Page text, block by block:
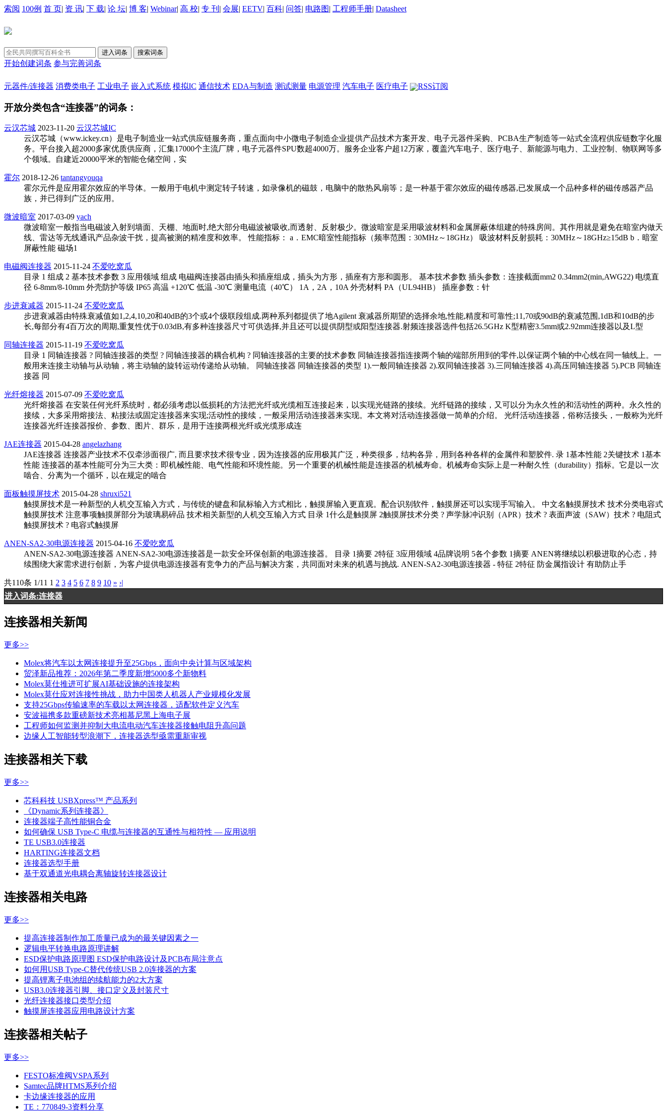
索阅 100例 首 页| 资 讯| 下 载| 论 坛| 博 客| Webinar| 高 校| 专 刊 | 会展| EETV| 百科| 问答| 电路图| 工程师手册| Datasheet
开始创建词条 参与完善词条
元器件/连接器 消费类电子 工业电子 嵌入式系统 模拟IC 通信技术 EDA与制造 测试测量 电源管理 汽车电子 医疗电子 RSS订阅
开放分类包含“连接器”的词条：
云汉芯城 2023-11-20 云汉芯城IC
云汉芯城（www.ickey.cn）是电子制造业一站式供应链服务商，重点面向中小微电子制造企业提供产品技术方案开发、电子元器件采购、PCBA生产制造等一站式全流程供应链数字化服
务。平台接入超2000多家优质供应商，汇集17000个主流厂牌，电子元器件SPU数超4000万。服务企业客户超12万家，覆盖汽车电子、医疗电子、新能源与电力、工业控制、物联网等多
个领域。自建近20000平米的智能仓储空间，实
霍尔 2018-12-26 tantangyouqa
霍尔元件是应用霍尔效应的半导体。一般用于电机中测定转子转速，如录像机的磁鼓，电脑中的散热风扇等；是一种基于霍尔效应的磁传感器,已发展成一个品种多样的磁传感器产品
族，并已得到广泛的应用。
微波暗室 2017-03-09 yach
微波暗室一般指当电磁波入射到墙面、天棚、地面时,绝大部分电磁波被吸收,而透射、反射极少。微波暗室是采用吸波材料和金属屏蔽体组建的特殊房间。其作用就是避免在暗室内做天
线、雷达等无线通讯产品杂波干扰，提高被测的精准度和效率。 性能指标： a．EMC暗室性能指标（频率范围：30MHz～18GHz） 吸波材料反射损耗：30MHz～18GHz≥15dB b．暗室
屏蔽性能 磁场1
电磁阀连接器 2015-11-24 不爱吃窝瓜
目录 1 组成 2 基本技术参数 3 应用领域 组成 电磁阀连接器由插头和插座组成，插头为方形，插座有方形和圆形。 基本技术参数 插头参数：连接截面mm2 0.34mm2(min,AWG22) 电缆直
径 6-8mm/8-10mm 外壳防护等级 IP65 高温 +120℃ 低温 -30℃ 测量电流（40℃） 1A，2A，10A 外壳材料 PA（UL94HB） 插座参数：针
步进衰减器 2015-11-24 不爱吃窝瓜
步进衰减器由特殊衰减值如1,2,4,10,20和40dB的3个或4个级联段组成.两种系列都提供了地Agilent 衰减器所期望的选择余地,性能,精度和可靠性;11,70或90dB的衰减范围,1dB和10dB的步
长,每部分有4百万次的周期,重复性优于0.03dB,有多种连接器尺寸可供选择,并且还可以提供阴型或阳型连接器.射频连接器选件包括26.5GHz K型精密3.5mm或2.92mm连接器以及L型
同轴连接器 2015-11-19 不爱吃窝瓜
目录 1 同轴连接器 ? 同轴连接器的类型 ? 同轴连接器的耦合机构 ? 同轴连接器的主要的技术参数 同轴连接器指连接两个轴的端部所用到的零件,以保证两个轴的中心线在同一轴线上。一
般用来连接主动轴与从动轴，将主动轴的旋转运动传递给从动轴。 同轴连接器 同轴连接器的类型 1).一般同轴连接器 2).双同轴连接器 3).三同轴连接器 4).高压同轴连接器 5).PCB 同轴连
接器 同
光纤熔接器 2015-07-09 不爱吃窝瓜
光纤熔接器 在安装任何光纤系统时，都必须考虑以低损耗的方法把光纤或光缆相互连接起来，以实现光链路的接续。光纤链路的接续，又可以分为永久性的和活动性的两种。永久性的
接续，大多采用熔接法、粘接法或固定连接器来实现;活动性的接续，一般采用活动连接器来实现。本文将对活动连接器做一简单的介绍。 光纤活动连接器，俗称活接头，一般称为光纤
连接器光纤连接器报价、参数、图片、群乐，是用于连接两根光纤或光缆形成连
JAE连接器 2015-04-28 angelazhang
JAE连接器 连接器产业技术不仅牵涉面很广, 而且要求技术很专业，因为连接器的应用极其广泛，种类很多，结构各异，用到各种各样的金属件和塑胶件. 录 1基本性能 2关键技术 1基本
性能 连接器的基本性能可分为三大类：即机械性能、电气性能和环境性能。另一个重要的机械性能是连接器的机械寿命。机械寿命实际上是一种耐久性（durability）指标。它是以一次
啮合、分离为一个循环，以在规定的啮合
面板触摸屏技术 2015-04-28 shruxi521
触摸屏技术是一种新型的人机交互输入方式，与传统的键盘和鼠标输入方式相比，触摸屏输入更直观。配合识别软件，触摸屏还可以实现手写输入。 中文名触摸屏技术 技术分类电容式
触摸屏技术 注意事项触摸屏部分为玻璃易碎品 技术相关新型的人机交互输入方式 目录 1什么是触摸屏 2触摸屏技术分类 ? 声学脉冲识别（APR）技术 ? 表面声波（SAW）技术 ? 电阻式
触摸屏技术 ? 电容式触摸屏
ANEN-SA2-30电源连接器 2015-04-16 不爱吃窝瓜
ANEN-SA2-30电源连接器 ANEN-SA2-30电源连接器是一款安全环保创新的电源连接器。 目录 1摘要 2特征 3应用领域 4品牌说明 5各个参数 1摘要 ANEN将继续以积极进取的心态，持
续围绕大家需求进行创新，为客户提供电源连接器有竞争力的产品与解决方案，共同面对未来的机遇与挑战. ANEN-SA2-30电源连接器 - 特征 2特征 防金属指设计 有助防止手
共110条 1/11 1 2 3 4 5 6 7 8 9 10 » ›|
进入词条:连接器
连接器相关新闻
更多>>
Molex将汽车以太网连接提升至25Gbps，面向中央计算与区域架构
贸泽新品推荐：2026年第二季度新增5000多个新物料
Molex莫仕推进可扩展AI基础设施的连接架构
Molex莫仕应对连接性挑战，助力中国类人机器人产业规模化发展
支持25Gbps传输速率的车载以太网连接器，适配软件定义汽车
安波福携多款重磅新技术亮相慕尼黑上海电子展
工程师如何监测并抑制大电流电动汽车连接器接触电阻升高问题
边缘人工智能转型浪潮下，连接器选型亟需重新审视
连接器相关下载
更多>>
芯科科技 USBXpress™ 产品系列
《Dynamic系列连接器》
连接器端子高性能铜合金
如何确保 USB Type-C 电缆与连接器的互通性与相符性 ― 应用说明
TE USB3.0连接器
HARTING连接器文档
连接器选型手册
基于双通道光电耦合离轴旋转连接器设计
连接器相关电路
更多>>
提高连接器制作加工质量已成为的最关键因素之一
逻辑电平转换电路原理讲解
ESD保护电路原理图 ESD保护电路设计及PCB布局注意点
如何用USB Type-C替代传统USB 2.0连接器的方案
提高锂离子电池组的续航能力的2大方案
USB3.0连接器引脚、接口定义及封装尺寸
光纤连接器接口类型介绍
触摸屏连接器应用电路设计方案
连接器相关帖子
更多>>
FESTO标准阀VSPA系列
Samtec品牌HTMS系列介绍
卡边缘连接器的应用
TE：770849-3资料分享